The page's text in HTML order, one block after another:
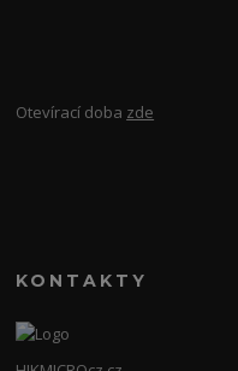
Otevírací doba zde
KONTAKTY